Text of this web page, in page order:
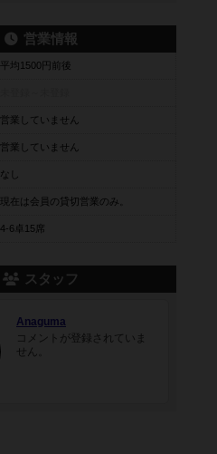
営業情報
平均1500円前後
営業していません
営業していません
なし
現在は会員の貸切営業のみ。
4-6卓15席
スタッフ
Anaguma
コメントが登録されていま
せん。